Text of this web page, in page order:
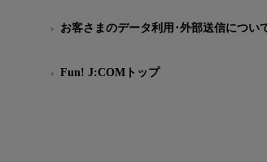
お客さまのデータ利用･外部送信につい
Fun! J:COMトップ